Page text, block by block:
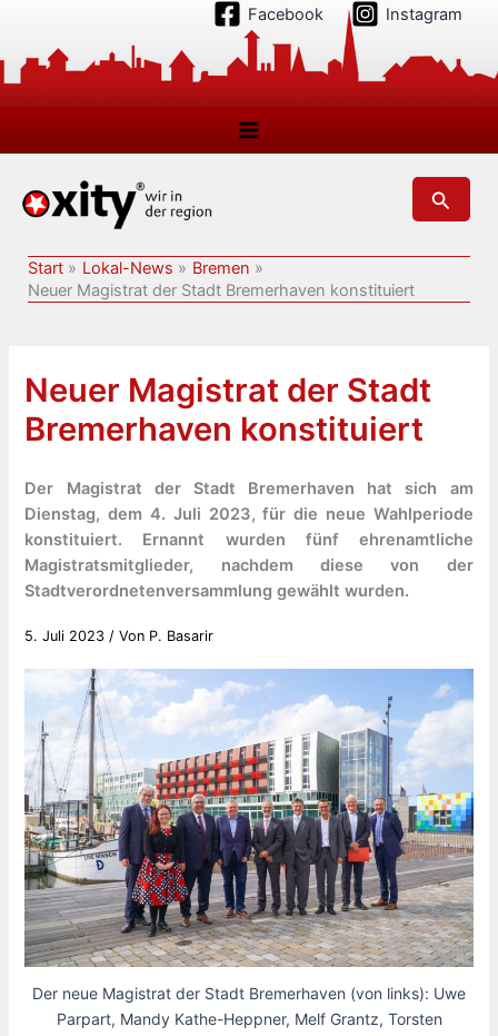
springen
Facebook Instagram
Suchen
Start Lokal-News
Bremen
Neuer Magistrat der Stadt Bremerhaven konstituiert
Neuer Magistrat der Stadt
Bremerhaven konstituiert
Der Magistrat der Stadt Bremerhaven hat sich am
Dienstag, dem 4. Juli 2023, für die neue Wahlperiode
konstituiert. Ernannt wurden fünf ehrenamtliche
Magistratsmitglieder, nachdem diese von der
Stadtverordnetenversammlung gewählt wurden.
5. Juli 2023 / Von P. Basarir
Der neue Magistrat der Stadt Bremerhaven (von links): Uwe
Parpart, Mandy Kathe-Heppner, Melf Grantz, Torsten